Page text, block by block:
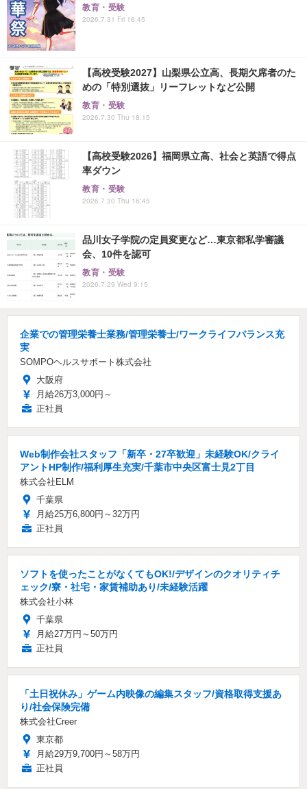
教育・受験
2026.7.31 Fri 16:45
【高校受験2027】山梨県公立高、長期欠席者のた
めの「特別選抜」リーフレットなど公開
教育・受験
2026.7.30 Thu 18:15
【高校受験2026】福岡県立高、社会と英語で得点
率ダウン
教育・受験
2026.7.30 Thu 16:45
品川女子学院の定員変更など…東京都私学審議
会、10件を認可
教育・受験
2026.7.29 Wed 9:15
企業での管理栄養士業務/管理栄養士/ワークライフバランス充
実
SOMPOヘルスサポート株式会社
大阪府
月給26万3,000円～
正社員
Web制作会社スタッフ「新卒・27卒歓迎」未経験OK/クライ
アントHP制作/福利厚生充実/千葉市中央区富士見2丁目
株式会社ELM
千葉県
月給25万6,800円～32万円
正社員
ソフトを使ったことがなくてもOK!/デザインのクオリティチ
ェック/寮・社宅・家賃補助あり/未経験活躍
株式会社小林
千葉県
月給27万円～50万円
正社員
「土日祝休み」ゲーム内映像の編集スタッフ/資格取得支援あ
り/社会保険完備
株式会社Creer
東京都
月給29万9,700円～58万円
正社員